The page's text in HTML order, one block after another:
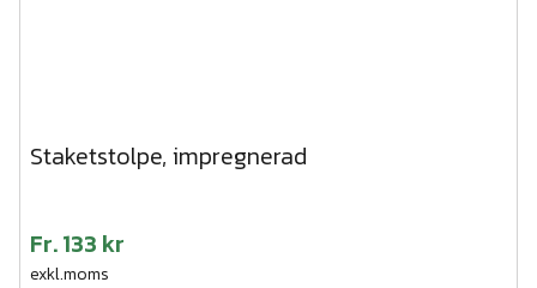
Staketstolpe, impregnerad
Fr.133 kr
exkl.moms